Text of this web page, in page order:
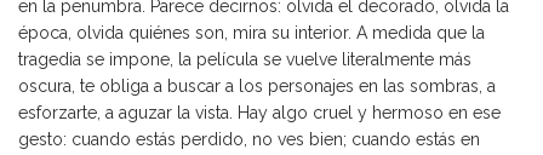
en la penumbra. Parece decirnos: olvida el decorado, olvida la
época, olvida quiénes son, mira su interior. A medida que la
tragedia se impone, la película se vuelve literalmente más
oscura, te obliga a buscar a los personajes en las sombras, a
esforzarte, a aguzar la vista. Hay algo cruel y hermoso en ese
gesto: cuando estás perdido, no ves bien; cuando estás en